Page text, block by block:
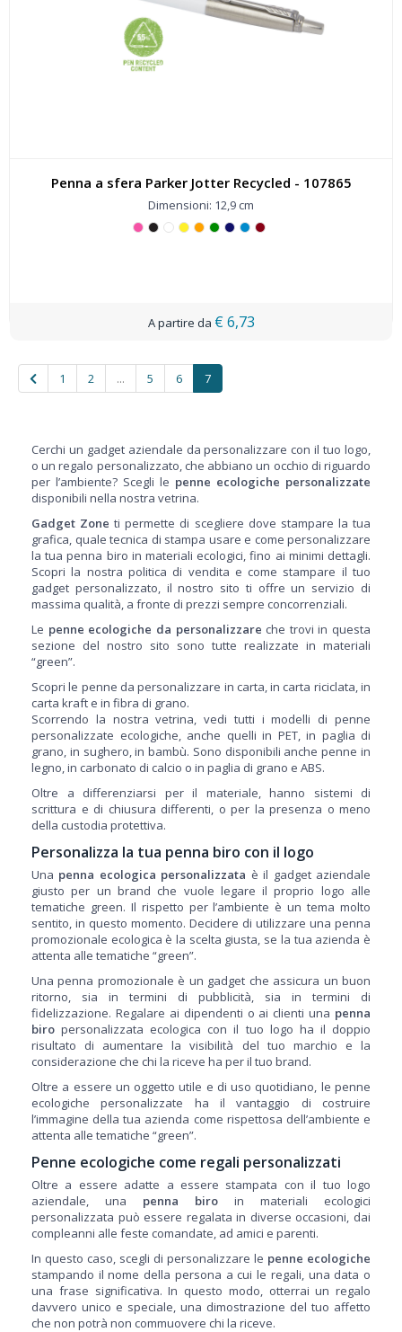
Penna a sfera Parker Jotter Recycled - 107865
Dimensioni: 12,9 cm
€ 6,73
1 2 ... 5 6 7
Cerchi un gadget aziendale da personalizzare con il tuo logo,
o un regalo personalizzato, che abbiano un occhio di riguardo
per l’ambiente? Scegli le penne ecologiche personalizzate
disponibili nella nostra vetrina.
Gadget Zone ti permette di scegliere dove stampare la tua
grafica, quale tecnica di stampa usare e come personalizzare
la tua penna biro in materiali ecologici, fino ai minimi dettagli.
Scopri la nostra politica di vendita e come stampare il tuo
gadget personalizzato, il nostro sito ti offre un servizio di
massima qualità, a fronte di prezzi sempre concorrenziali.
Le penne ecologiche da personalizzare che trovi in questa
sezione del nostro sito sono tutte realizzate in materiali
“green”.
Scopri le penne da personalizzare in carta, in carta riciclata, in
carta kraft e in fibra di grano.
Scorrendo la nostra vetrina, vedi tutti i modelli di penne
personalizzate ecologiche, anche quelli in PET, in paglia di
grano, in sughero, in bambù. Sono disponibili anche penne in
legno, in carbonato di calcio o in paglia di grano e ABS.
Oltre a differenziarsi per il materiale, hanno sistemi di
scrittura e di chiusura differenti, o per la presenza o meno
della custodia protettiva.
Personalizza la tua penna biro con il logo
Una penna ecologica personalizzata è il gadget aziendale
giusto per un brand che vuole legare il proprio logo alle
tematiche green. Il rispetto per l’ambiente è un tema molto
sentito, in questo momento. Decidere di utilizzare una penna
promozionale ecologica è la scelta giusta, se la tua azienda è
attenta alle tematiche “green”.
Una penna promozionale è un gadget che assicura un buon
ritorno, sia in termini di pubblicità, sia in termini di
fidelizzazione. Regalare ai dipendenti o ai clienti una penna
biro personalizzata ecologica con il tuo logo ha il doppio
risultato di aumentare la visibilità del tuo marchio e la
considerazione che chi la riceve ha per il tuo brand.
Oltre a essere un oggetto utile e di uso quotidiano, le penne
ecologiche personalizzate ha il vantaggio di costruire
l’immagine della tua azienda come rispettosa dell’ambiente e
attenta alle tematiche “green”.
Penne ecologiche come regali personalizzati
Oltre a essere adatte a essere stampata con il tuo logo
aziendale, una penna biro in materiali ecologici
personalizzata può essere regalata in diverse occasioni, dai
compleanni alle feste comandate, ad amici e parenti.
In questo caso, scegli di personalizzare le penne ecologiche
stampando il nome della persona a cui le regali, una data o
una frase significativa. In questo modo, otterrai un regalo
davvero unico e speciale, una dimostrazione del tuo affetto
che non potrà non commuovere chi la riceve.